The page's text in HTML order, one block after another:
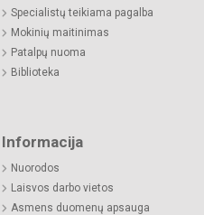
Specialistų teikiama pagalba
Mokinių maitinimas
Patalpų nuoma
Biblioteka
Informacija
Nuorodos
Laisvos darbo vietos
Asmens duomenų apsauga